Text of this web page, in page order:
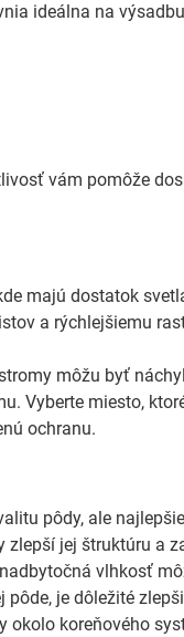
ideálna na
vám pomôže
majú dostatok
a rýchlejšiemu
môžu byť
Vyberte miesto,
ochranu.
pôdy, ale
jej štruktúru a
vlhkosť
je dôležité
koreňového